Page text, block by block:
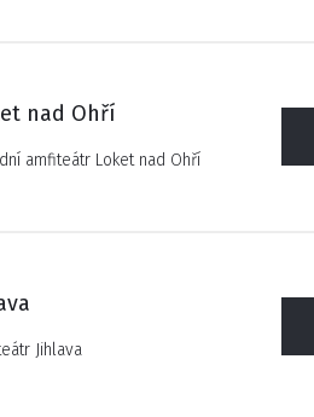
nad Ohří
amfiteátr Loket nad Ohří
Jihlava